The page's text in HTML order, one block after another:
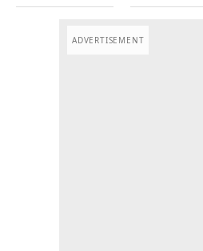
ADVERTISEMENT